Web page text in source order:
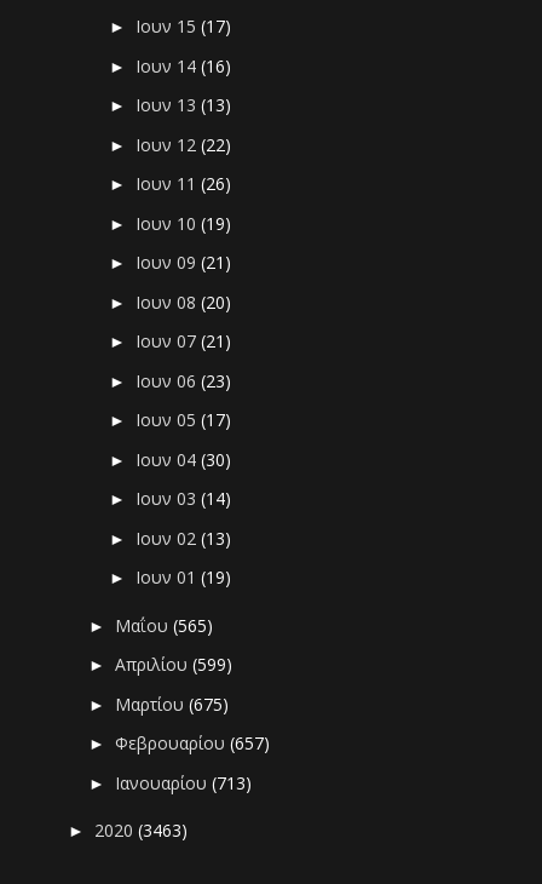
► Ιουν 15(17)
► Ιουν 14(16)
► Ιουν 13(13)
► Ιουν 12(22)
► Ιουν 11(26)
► Ιουν 10(19)
► Ιουν 09(21)
► Ιουν 08(20)
► Ιουν 07(21)
► Ιουν 06(23)
► Ιουν 05(17)
► Ιουν 04(30)
► Ιουν 03(14)
► Ιουν 02(13)
► Ιουν 01(19)
► Μαΐου(565)
►Απριλίου(599)
► Μαρτίου(675)
►Φεβρουαρίου(657)
► Ιανουαρίου(713)
► 2020(3463)